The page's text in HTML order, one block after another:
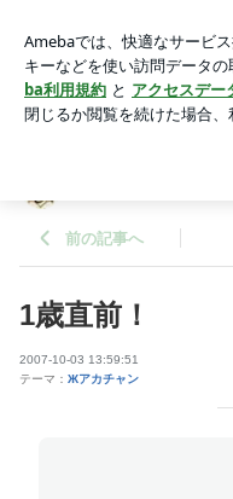
アプリをダウンロードして
ょう。
前の記事へ
1歳直前！
2007-10-03 13:59:51
テーマ： Жアカチャン